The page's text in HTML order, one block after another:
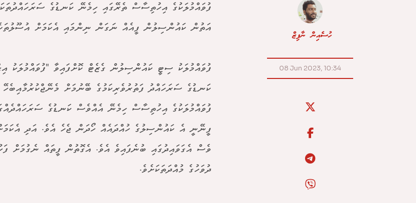
ހުސެއިން ނާފިޒް
08 Jun 2023, 10:34
ފުވައްމުލަކުގެ އިހުތިސާސް ތެރޭގައި ހިމެނޭ ކަނޑުގެ
އަތުން ކައުންސިލުން ފީއެއް ނަގަން ނިންމައި އެކަމަށް
ފުވައްމުލަކު ސިޓީ ކައުންސިލުން ގެޒެޓް ކޮށްފައިވާ "ފުވައްމުލަކު
ކަނޑުގެ ސަރަހައްދު ފަތުރުވެރިކަމުގެ ބޭނުމަށް
ފުވައްމުލަކުގެ އިހުތިސާސް ހިމެނޭ އެއްވެސް ކަނޑުގެ
ފީނޭނީ އެ ކައުންސިލުގެ ހުއްދައެއް ހޯދަން ޖެހެ އެވެ. އަދި
ދުވަހުގެ މުއްދަތަކަށެވެ.